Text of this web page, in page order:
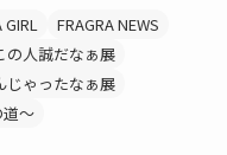
FRAGRA NEWS
の人誠だなぁ展
じゃったなぁ展
～